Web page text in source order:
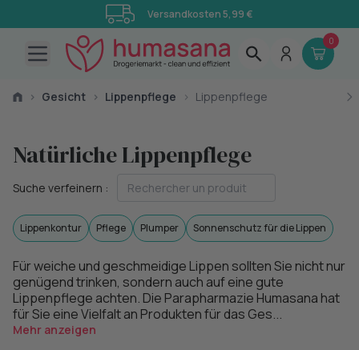
Versandkosten 5,99 €
Open main menu
0
› Gesicht › Lippenpflege › Lippenpflege
Natürliche Lippenpflege
Suche verfeinern :
Lippenkontur Pflege Plumper Sonnenschutz für die Lippen
Für weiche und geschmeidige Lippen sollten Sie nicht nur
genügend trinken, sondern auch auf eine gute
Lippenpflege achten. Die Parapharmazie Humasana hat
für Sie eine Vielfalt an Produkten für das Ges...
Mehr anzeigen